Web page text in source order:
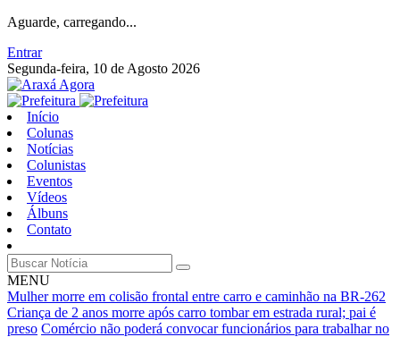
Aguarde, carregando...
Entrar
Segunda-feira, 10 de Agosto 2026
Início
Colunas
Notícias
Colunistas
Eventos
Vídeos
Álbuns
Contato
MENU
Mulher morre em colisão frontal entre carro e caminhão na BR-262
Criança de 2 anos morre após carro tombar em estrada rural; pai é
preso Comércio não poderá convocar funcionários para trabalhar no